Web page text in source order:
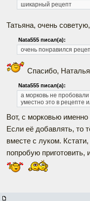
шикарный рецепт
Татьяна, очень
Nata555 писал(а):
очень понравился
Спасибо, Наталья
Nata555 писал(а):
а морковь не
уместно это в рецепте
Вот, с морковью
Если её добавлять, то
вместе с луком.
попробую приготовить,